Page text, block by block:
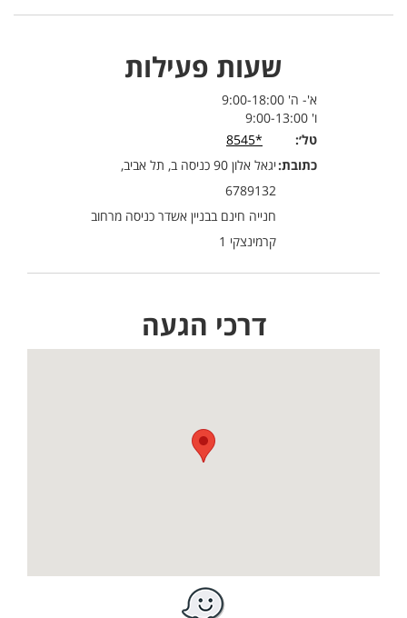
שעות פעילות
א'- ה' 9:00-18:00
ו' 9:00-13:00
טל׳:
*8545
כתובת:
יגאל אלון 90 כניסה ב, תל אביב,
6789132
חנייה חינם בבניין אשדר כניסה מרחוב
קרמינצקי 1
דרכי הגעה